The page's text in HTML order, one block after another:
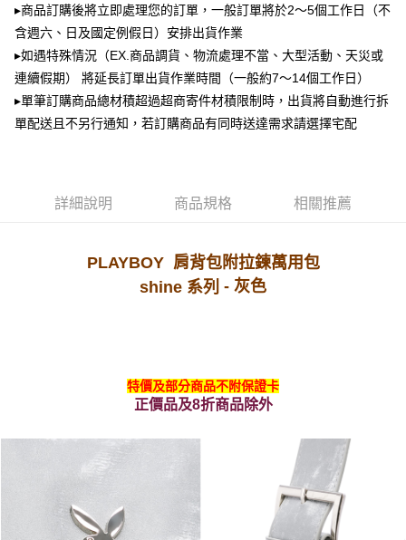
買賣價金債權讓與本公司後，依約使用本公司帳單繳交帳款。
2.基於同意付款使用「大哥付你分期」之契約關係目的，商店將以您的個人
資料（包含姓名、電話或地址）提供予台灣大哥大進項蒐集、處理及利用，
由本公司與您本人進行分期帳單所需資料之確認、核對及更正。
3.完整用戶服務條款，請詳閱以下連結：https://oppay.tw/userRule
7-11取貨付款
每筆NT$100，滿NT$900(含以上)免運費
付款後7-11取貨
每筆NT$100，滿NT$700(含以上)免運費
▸商品訂購後將立即處理您的訂單，一般訂單將於2～5個工作日（不
含週六、日及國定例假日）安排出貨作業
▸如遇特殊情況（EX.商品調貨、物流處理不當、大型活動、天災或
連續假期） 將延長訂單出貨作業時間（一般約7～14個工作日）
▸單筆訂購商品總材積超過超商寄件材積限制時，出貨將自動進行拆
單配送且不另行通知，若訂購商品有同時送達需求請選擇宅配
詳細說明 商品規格 相關推薦
PLAYBOY 肩背包附拉鍊萬用包
shine 系列 - 灰色
特價及部分商品不附保證卡
正價品及8折商品除外